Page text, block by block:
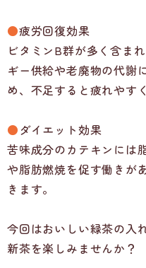
●疲労回復効果
ビタミンB群が多く含ま
ギー供給や老廃物の代謝
め、不足すると疲れやす
● ダイエット効果
苦味成分のカテキンには
や脂肪燃焼を促す働きが
きます。
今回はおいしい緑茶の入
新茶を楽しみませんか？